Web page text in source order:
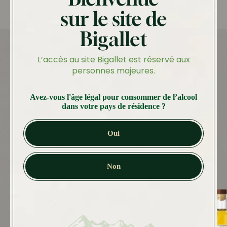
sur le site de
Bigallet
L’accès au site Bigallet est réservé aux
personnes majeures.
Avez-vous l'âge légal pour consommer de l’alcool
dans votre pays de résidence ?
Oui
Non
Bien refermer la bouteille après utilisation.
Autres produits
Vous aimerez peut-être
aussi…